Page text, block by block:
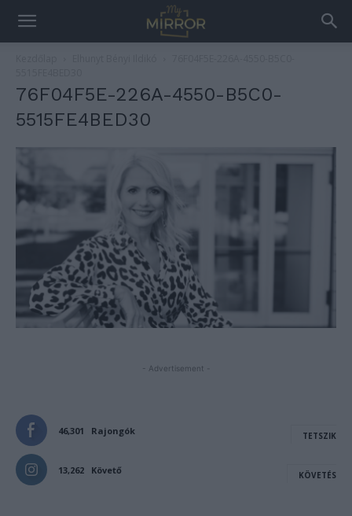
76F04F5E-226A-4550-B5C0-
5515FE4BED30
- Advertisement -
46,301 Rajongók TETSZIK
13,262 Követő KÖVETÉS